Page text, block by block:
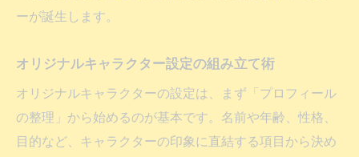
ーが誕生します。
オリジナルキャラクター設定の組み立て術
オリジナルキャラクターの設定は、まず「プロフィール
の整理」から始めるのが基本です。名前や年齢、性格、
目的など、キャラクターの印象に直結する項目から決め